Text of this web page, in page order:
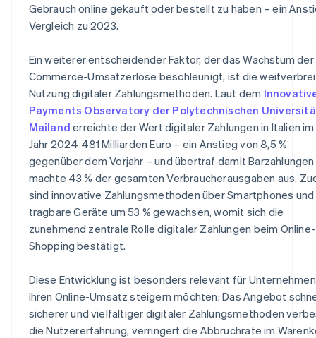
Gebrauch online gekauft oder bestellt zu haben – ein
Vergleich zu 2023.
Ein weiterer entscheidender Faktor, der das Wachstum der
Commerce-Umsatzerlöse beschleunigt, ist die
Nutzung digitaler Zahlungsmethoden. Laut dem
Payments Observatory der Polytechnischen
Mailand erreichte der Wert digitaler Zahlungen in Italien im
Jahr 2024 481 Milliarden Euro – ein Anstieg von 8,5 %
gegenüber dem Vorjahr – und übertraf damit
machte 43 % der gesamten Verbraucherausgaben aus.
sind innovative Zahlungsmethoden über Smartphones und
tragbare Geräte um 53 % gewachsen, womit sich die
zunehmend zentrale Rolle digitaler Zahlungen beim Online-
Shopping bestätigt.
Diese Entwicklung ist besonders relevant für
ihren Online-Umsatz steigern möchten: Das Angebot
sicherer und vielfältiger digitaler Zahlungsmethoden
die Nutzererfahrung, verringert die Abbruchrate im